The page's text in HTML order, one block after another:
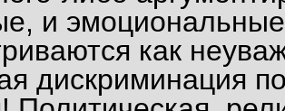
и
как
дискриминация